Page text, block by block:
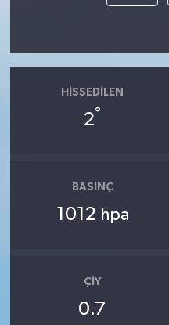
HISSEDILEN
2°
BASINÇ
1012 hpa
ÇIY
0.7